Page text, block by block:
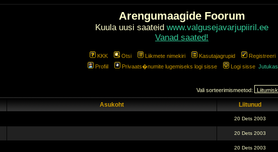
Arengumaagide Foorum
Kuula uusi saateid www.valgusejavarjupiiril.ee
Vanad saated!
KKK Otsi Liikmete nimekiri Kasutajagrupid
Registreeri
Profiil
Privaats�numite lugemiseks logi sisse Logi sisse Jutukas
Vali sorteerimismeetod:
Asukoht Liitunud
20 Dets 2003
20 Dets 2003
20 Dets 2003